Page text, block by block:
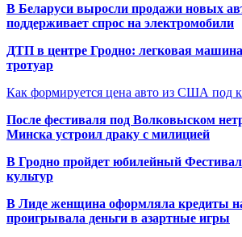
В Беларуси выросли продажи новых
поддерживает спрос на электромобили
ДТП в центре Гродно: легковая
тротуар
Как формируется цена авто из США под
После фестиваля под Волковыском
Минска устроил драку с милицией
В Гродно пройдет юбилейный
культур
В Лиде женщина оформляла кредиты
проигрывала деньги в азартные игры